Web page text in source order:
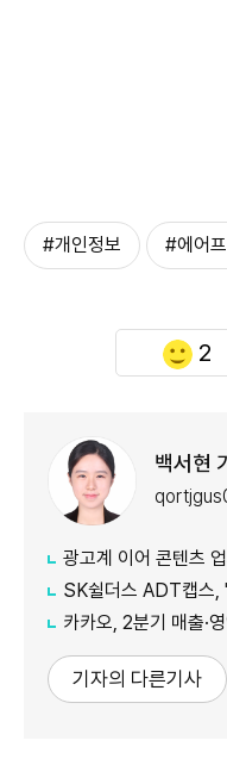
#개인정보 #에어
2
백서현
광고계 이어 콘텐츠 업계도
SK쉴더스 ADT캡스, '캡스 매
카카오, 2분기 매출·영
기자의 다른기사